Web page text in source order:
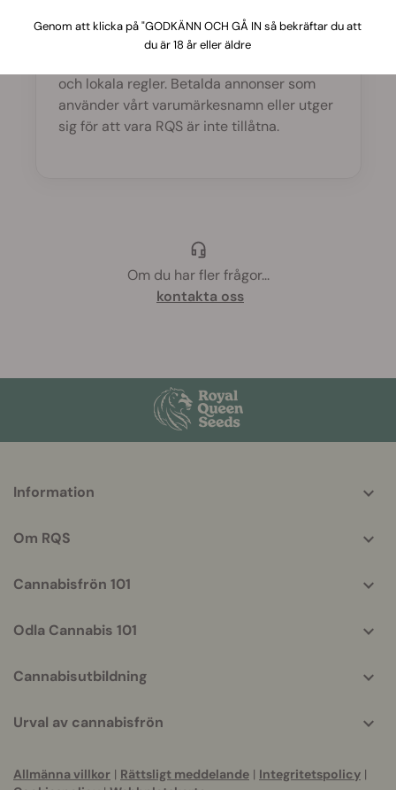
Du kan dela dina affiliatelänkar på din
webbplats, blogg, nyhetsbrev eller sociala
och lokala regler. Betalda annonser som
använder vårt varumärkesnamn eller utger
sig för att vara RQS är inte tillåtna.
Om du har fler frågor...
kontakta oss
helpful
Information
Om RQS
Cannabisfrön 101
Odla Cannabis 101
Cannabisutbildning
Urval av cannabisfrön
Allmänna villkor | Rättsligt meddelande | Integritetspolicy |
Genom att klicka på "GODKÄNN OCH GÅ IN så bekräftar du att
du är 18 år eller äldre